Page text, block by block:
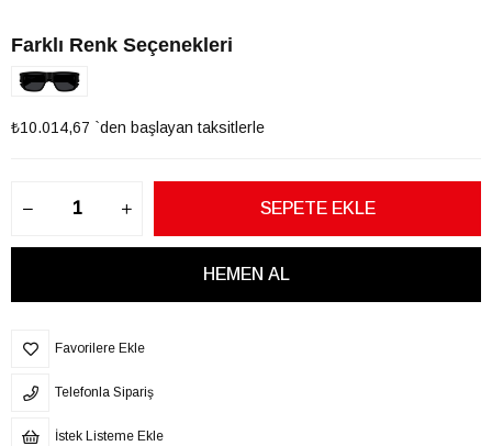
Farklı Renk Seçenekleri
₺10.014,67 `den başlayan taksitlerle
Favorilere Ekle
Telefonla Sipariş
İstek Listeme Ekle